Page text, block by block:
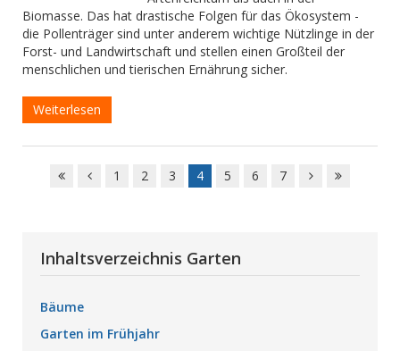
Biomasse. Das hat drastische Folgen für das Ökosystem -
die Pollenträger sind unter anderem wichtige Nützlinge in der
Forst- und Landwirtschaft und stellen einen Großteil der
menschlichen und tierischen Ernährung sicher.
Weiterlesen
1 2 3 4 5 6 7
Inhaltsverzeichnis Garten
Bäume
Garten im Frühjahr